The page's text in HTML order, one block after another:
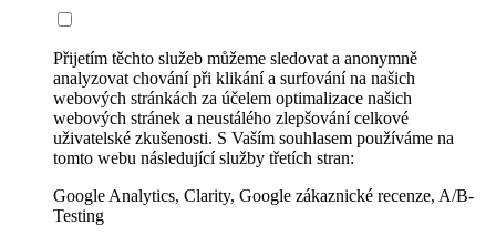
Přijetím těchto služeb můžeme sledovat a anonymně
analyzovat chování při klikání a surfování na našich
webových stránkách za účelem optimalizace našich
webových stránek a neustálého zlepšování celkové
uživatelské zkušenosti. S Vaším souhlasem používáme na
tomto webu následující služby třetích stran:
Google Analytics, Clarity, Google zákaznické recenze, A/B-
Testing